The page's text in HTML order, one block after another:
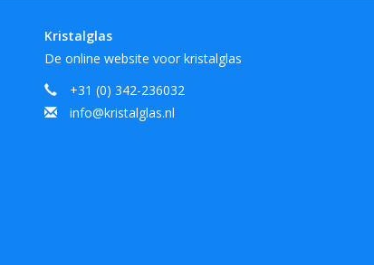
Kristalglas
De online website voor kristalglas
+31 (0) 342-236032
info@kristalglas.nl